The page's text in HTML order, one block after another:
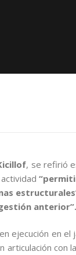
, se refirió
anterior”.
ejecución en
articulación con